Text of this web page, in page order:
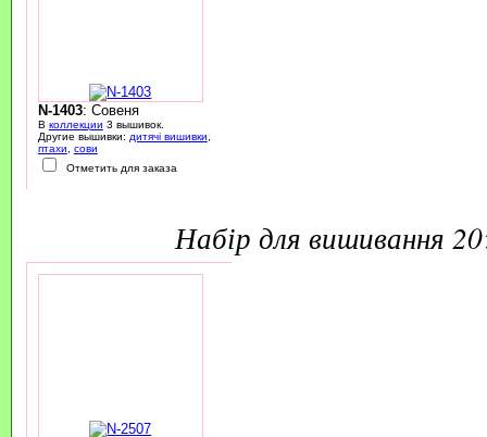
N-1403: Совеня
В коллекции 3 вышивок.
Другие вышивки: дитячі вишивки
птахи
сови
Отметить для заказа
набір для вишивання